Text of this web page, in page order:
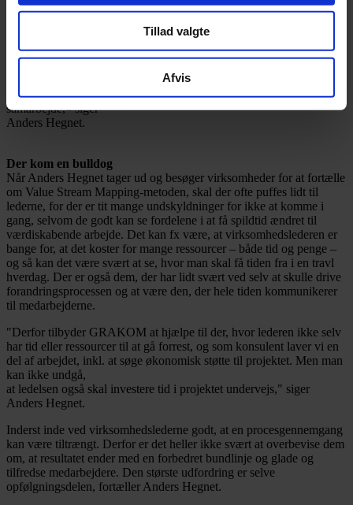
Tillad valgte
Afvis
Når man laver en VSM for hele virksomheden, erdet typisk de
forskellige produktionsled, der går sammen om at kigge på
processerne sammen med konsulenten.
forhold til, hvad de andre laver, og hvad der er vigtigt for dem. Det
giver et godt fælles afsæt for det videre arbejde og for et forbedret
samarbejde,« siger
Anders Hegnet.
Der kom en bulldog
Når Anders Hegnet tager ud og besøger virksomheder for at fortælle
om Value Stream Mapping-metoden, skal der ofte puffes lidt til
lederne, for der er tit mange undskyldninger for ikke at komme i
gang, selvom de godt kan se fordelene i at få spildtid ændret til
værdiskabende arbejde. Det kan fx være, at virksomhedslederen er
bange for, at det koster for mange ressourcer – både tid og penge –
og så kan det være svært at se, hvor man skal få tiden fra i en travl
hverdag. Der er også dem, der har lidt svært ved selv at skulle drive
forandringsprocessen og at være den, der hele tiden kommunikerer
til medarbejderne.
"Derfor tilbyder GRAKOM at hjælpe til der, hvor lederen ikke selv
har tid eller ressourcer til at gå forrest, og som konsulent laver vi en
del af arbejdet, inkl. at søge økonomisk støtte til projektet. Men man
kan ikke undgå,
at ledelsen også skal investere tid i projektet undervejs," siger
Anders Hegnet.
Inderst inde ved virksomhedslederne godt, at en procesgennemgang
kan være tiltrængt. Derfor er det heller ikke svært at overbevise dem
om, at resultatet ender med en forbedret bundlinje og glade og
tilfredse medarbejdere. Den største udfordring er selve
opfølgningsdelen, fortæller Anders Hegnet.